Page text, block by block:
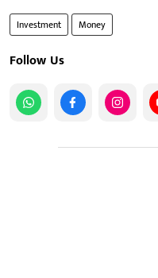
Investment Money
Follow Us